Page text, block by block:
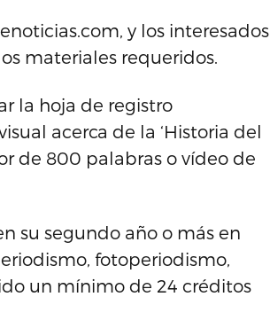
y los interesados
materiales requeridos.
la hoja de registro
acerca de la ‘Historia del
de 800 palabras o vídeo de
su segundo año o más en
fotoperiodismo,
un mínimo de 24 créditos